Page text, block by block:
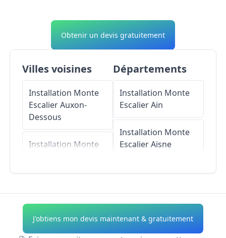
Obtenir un devis gratuitement
Villes voisines
Installation Monte
EscalierAuxon-
Dessous
Installation Monte
Installation Monte
Installation Monte
Départements
Installation Monte
EscalierAin
Installation Monte
EscalierAisne
Installation Monte
EscalierAlpes-de-
Haute-Provence
J'obtiens mon devis maintenant & gratuitement